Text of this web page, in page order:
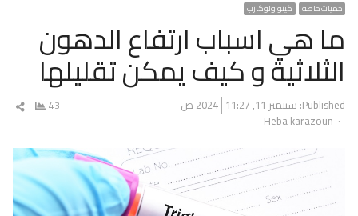
حميات خاصة كيتو ولوكارب
ما هي اسباب ارتفاع الدهون
الثلاثية و كيف يمكن تقليلها
Published: سبتمبر 11, 2024 11:27 ص
Author
Heba karazoun
43